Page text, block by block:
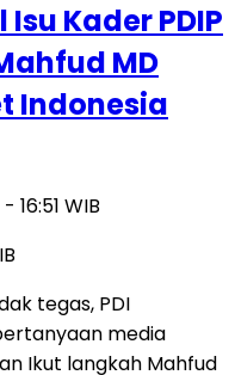
Kader PDIP
MD
Indonesia
16:51 WIB
tegas, PDI
media
Ikut langkah Mahfud